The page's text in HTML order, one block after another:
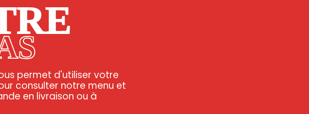
permet d'utiliser votre
consulter notre menu et
en livraison ou à